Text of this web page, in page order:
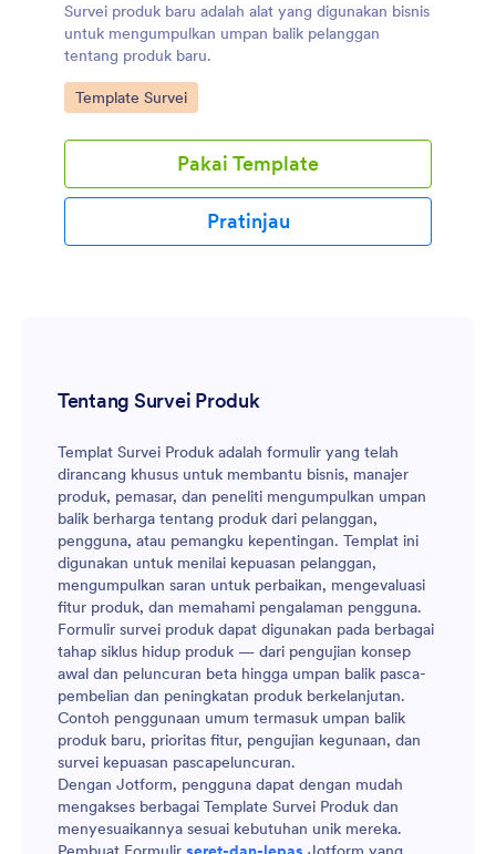
Survei produk baru adalah alat yang digunakan bisnis
untuk mengumpulkan umpan balik pelanggan
tentang produk baru.
Go to Category:
Template Survei
Pakai Template
Pratinjau
Tentang Survei Produk
Templat Survei Produk adalah formulir yang telah
dirancang khusus untuk membantu bisnis, manajer
produk, pemasar, dan peneliti mengumpulkan umpan
balik berharga tentang produk dari pelanggan,
pengguna, atau pemangku kepentingan. Templat ini
digunakan untuk menilai kepuasan pelanggan,
mengumpulkan saran untuk perbaikan, mengevaluasi
fitur produk, dan memahami pengalaman pengguna.
Formulir survei produk dapat digunakan pada berbagai
tahap siklus hidup produk — dari pengujian konsep
awal dan peluncuran beta hingga umpan balik pasca-
pembelian dan peningkatan produk berkelanjutan.
Contoh penggunaan umum termasuk umpan balik
produk baru, prioritas fitur, pengujian kegunaan, dan
survei kepuasan pascapeluncuran.
Dengan Jotform, pengguna dapat dengan mudah
mengakses berbagai Template Survei Produk dan
menyesuaikannya sesuai kebutuhan unik mereka.